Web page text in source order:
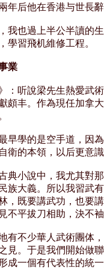
年后他在香港与世長
我也過上半公半讀的
學習飛机維修工程。
業
：听說梁先生熱愛武
頗丰。作為現任加拿
早學的是空手道，因
衛的本領，以后更意
典小說中，我尤其對
族大義。所以我習武
，既要講武功，也要
不平拔刀相助，決不
有不少華人武術團体
見。于是我們開始做
成一個有代表性的統